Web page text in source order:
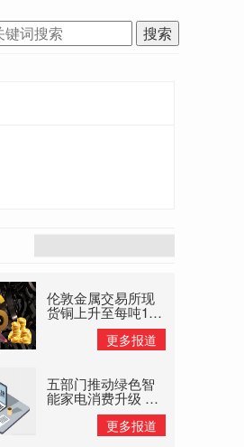
搜索
伦敦金属交易所现
货铜上升至每吨145
美元高位 大宗商品
更多报道
五部门推动绿色智
能家电消费升级 以
旧换新补贴惠民
更多报道